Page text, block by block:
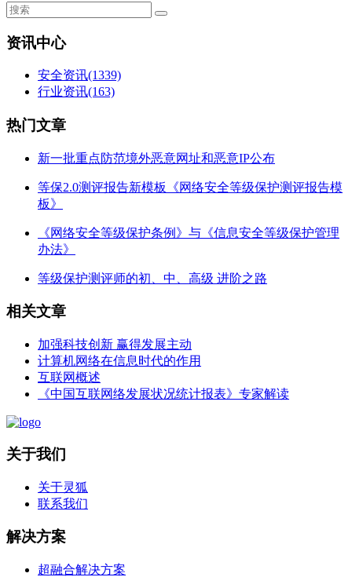
资讯中心
安全资讯(1339)
行业资讯(163)
热门文章
新一批重点防范境外恶意网址和恶意IP公布
等保2.0测评报告新模板《网络安全等级保护测评报告模
板》
《网络安全等级保护条例》与《信息安全等级保护管理
办法》
等级保护测评师的初、中、高级 进阶之路
相关文章
加强科技创新 赢得发展主动
计算机网络在信息时代的作用
互联网概述
《中国互联网络发展状况统计报表》专家解读
关于我们
关于灵狐
联系我们
解决方案
超融合解决方案